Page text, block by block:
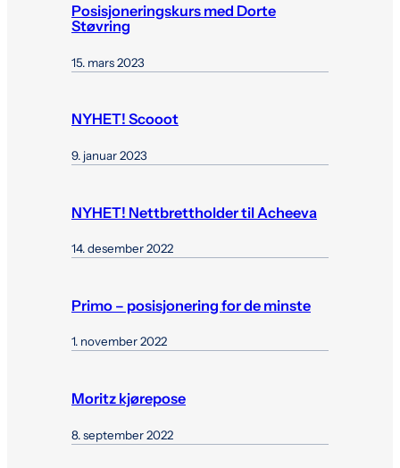
Posisjoneringskurs med Dorte
Støvring
15. mars 2023
NYHET! Scooot
9. januar 2023
NYHET! Nettbrettholder til Acheeva
14. desember 2022
Primo – posisjonering for de minste
1. november 2022
Moritz kjørepose
8. september 2022